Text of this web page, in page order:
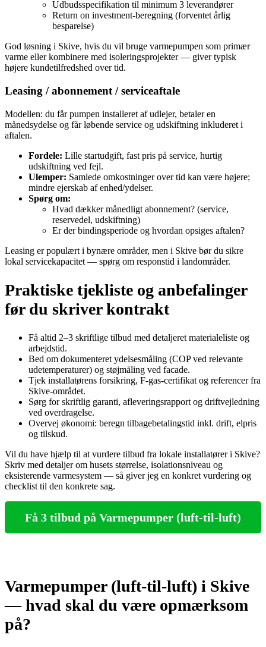
Udbudsspecifikation til minimum 3 leverandører
Return on investment‑beregning (forventet årlig
besparelse)
God løsning i Skive, hvis du vil bruge varmepumpen som primær
varme eller kombinere med isoleringsprojekter — giver typisk
højere kundetilfredshed over tid.
Leasing / abonnement / serviceaftale
Modellen: du får pumpen installeret af udlejer, betaler en
månedsydelse og får løbende service og udskiftning inkluderet i
aftalen.
Fordele: Lille startudgift, fast pris på service, hurtig
udskiftning ved fejl.
Ulemper: Samlede omkostninger over tid kan være højere;
mindre ejerskab af enhed/ydelser.
Spørg om:
Hvad dækker månedligt abonnement? (service,
reservedel, udskiftning)
Er der bindingsperiode og hvordan opsiges aftalen?
Leasing er populært i bynære områder, men i Skive bør du sikre
lokal servicekapacitet — spørg om responstid i landområder.
Praktiske tjekliste og anbefalinger
før du skriver kontrakt
Få altid 2–3 skriftlige tilbud med detaljeret materialeliste og
arbejdstid.
Bed om dokumenteret ydelsesmåling (COP ved relevante
udetemperaturer) og støjmåling ved facade.
Tjek installatørens forsikring, F‑gas‑certifikat og referencer fra
Skive‑området.
Sørg for skriftlig garanti, afleveringsrapport og driftvejledning
ved overdragelse.
Overvej økonomi: beregn tilbagebetalingstid inkl. drift, elpris
og tilskud.
Vil du have hjælp til at vurdere tilbud fra lokale installatører i Skive?
Skriv med detaljer om husets størrelse, isolationsniveau og
eksisterende varmesystem — så giver jeg en konkret vurdering og
checklist til den konkrete sag.
Få 3 tilbud på Varmepumper (luft-til-luft)
Varmepumper (luft‑til‑luft) i Skive
— hvad skal du være opmærksom
på?